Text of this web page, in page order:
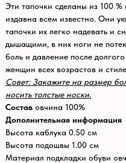
Эти тапочки сделаны из 100
издавна всем известно. Они
тапочки их легко надевать и
дышащими, в них ноги не
боль и давление после
женщин всех возрастов и
Совет: Закажите на размер
носить толстые носки.
Состав овчина 100%
Дополнительная информация
Высота каблука 0.50 см
Высота подошвы 1.00 см
Материал подкладки обуви